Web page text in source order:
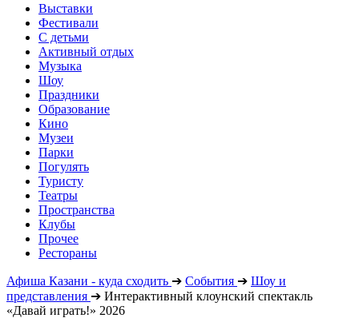
Выставки
Фестивали
С детьми
Активный отдых
Музыка
Шоу
Праздники
Образование
Кино
Музеи
Парки
Погулять
Туристу
Театры
Пространства
Клубы
Прочее
Рестораны
Афиша Казани - куда сходить ➔ События ➔ Шоу и
представления ➔ Интерактивный клоунский спектакль
«Давай играть!» 2026